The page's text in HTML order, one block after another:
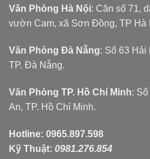
Văn Phòng Hà Nội: Căn số 71,
vườn Cam, xã Sơn Đồng, TP Hà
Văn Phòng Đà Nẵng: Số 63
TP. Đà Nẵng.
Văn Phòng TP. Hồ Chí Minh:
An, TP. Hồ Chí Minh.
Hotline: 0965.897.598
Kỹ Thuật: 0981.276.854